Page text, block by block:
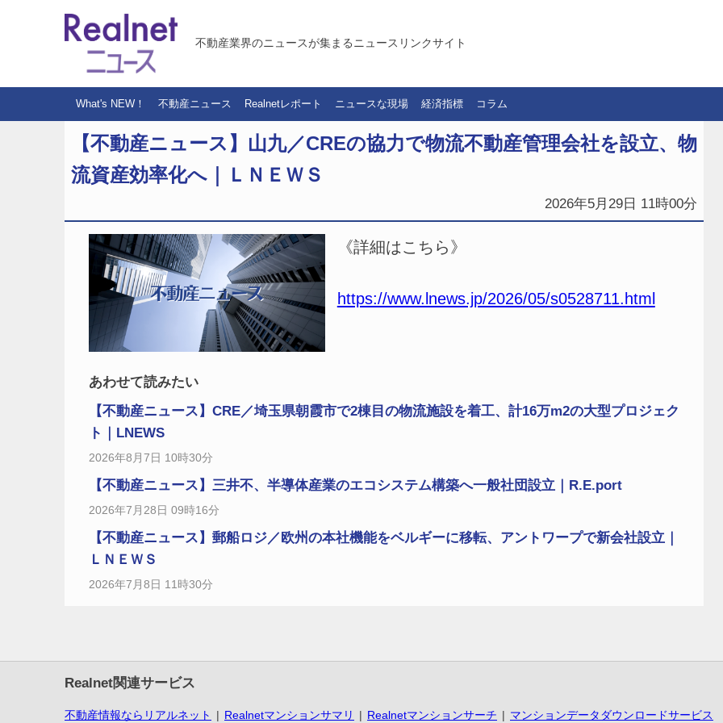
不動産業界のニュースが集まるニュースリンクサイト
What's NEW！ 不動産ニュース Realnetレポート ニュースな現場 経済指標 コラム
【不動産ニュース】山九／CREの協力で物流不動産管理会社を設立、物
流資産効率化へ｜ＬＮＥＷＳ
2026年5月29日 11時00分
《詳細はこちら》
https://www.lnews.jp/2026/05/s0528711.html
あわせて読みたい
【不動産ニュース】CRE／埼玉県朝霞市で2棟目の物流施設を着工、計16万m2の大型プロジェク
ト｜LNEWS
2026年8月7日 10時30分
【不動産ニュース】三井不、半導体産業のエコシステム構築へ一般社団設立｜R.E.port
2026年7月28日 09時16分
【不動産ニュース】郵船ロジ／欧州の本社機能をベルギーに移転、アントワープで新会社設立｜
ＬＮＥＷＳ
2026年7月8日 11時30分
Realnet関連サービス
不動産情報ならリアルネット Realnetマンションサマリ Realnetマンションサーチ マンションデータダウンロードサービス